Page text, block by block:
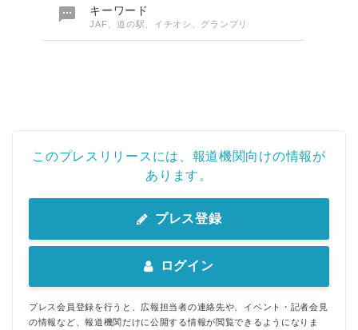
 キーワード
JAF、道の駅、イチオシ、グランプリ
このプレスリリースには、報道機関向けの情報が
あります。
プレス登録
ログイン
プレス会員登録を行うと、広報担当者の連絡先や、イベント・記者会見
の情報など、報道機関だけに公開する情報が閲覧できるようになりま